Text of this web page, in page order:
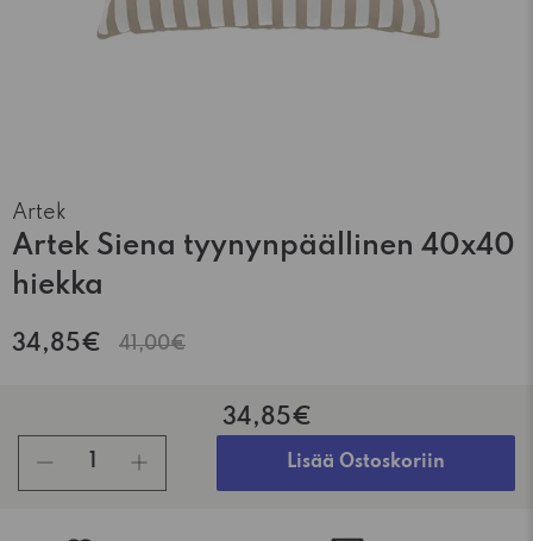
Artek
Artek Siena tyynynpäällinen 40x40
hiekka
34,85€ 41,00€
34,85€
Lisää Ostoskoriin